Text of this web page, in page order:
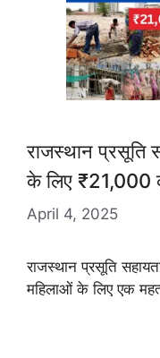
राजस्थान प्रसूति
के लिए ₹21,000
April 4, 2025
राजस्थान प्रसूति
महिलाओं के लिए एक